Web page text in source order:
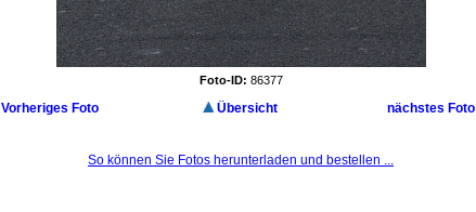
Foto-ID: 86377
Vorheriges Foto Übersicht nächstes Foto
So können Sie Fotos herunterladen und bestellen ...